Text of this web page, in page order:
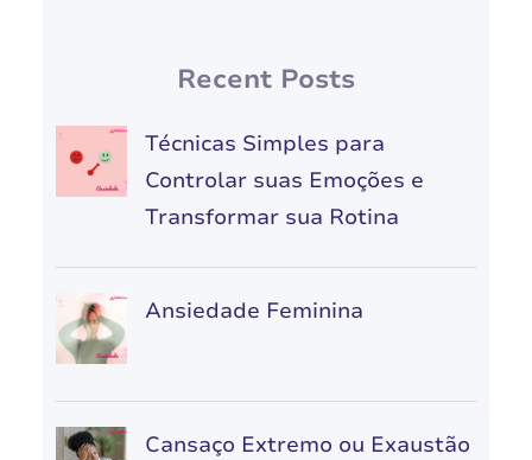
Recent Posts
Técnicas Simples para
Controlar suas Emoções e
Transformar sua Rotina
Ansiedade Feminina
Cansaço Extremo ou Exaustão